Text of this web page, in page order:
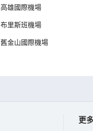
高雄國際機場
布里斯班機場
舊金山國際機場
更